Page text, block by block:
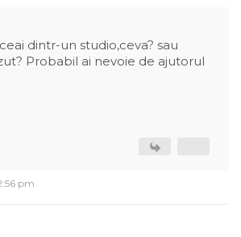
dintr-un studio,ceva? sau
Probabil ai nevoie de ajutorul
pm